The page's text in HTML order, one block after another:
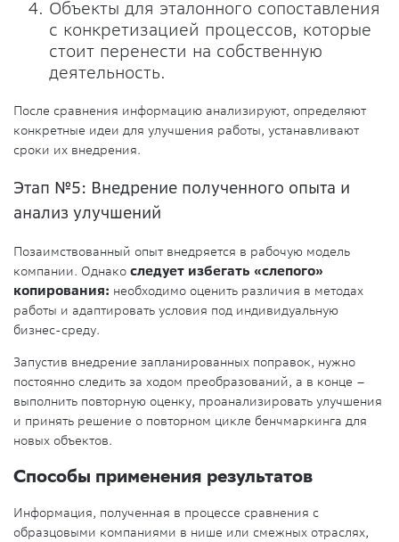
Объекты для эталонного сопоставления
с конкретизацией процессов, которые
стоит перенести на собственную
деятельность.
После сравнения информацию анализируют, определяют
конкретные идеи для улучшения работы, устанавливают
сроки их внедрения.
Этап №5: Внедрение полученного опыта и
анализ улучшений
Позаимствованный опыт внедряется в рабочую модель
компании. Однако следует избегать «слепого»
копирования: необходимо оценить различия в методах
работы и адаптировать условия под индивидуальную
бизнес-среду.
Запустив внедрение запланированных поправок, нужно
постоянно следить за ходом преобразований, а в конце –
выполнить повторную оценку, проанализировать улучшения
и принять решение о повторном цикле бенчмаркинга для
новых объектов.
Способы применения результатов
Информация, полученная в процессе сравнения с
образцовыми компаниями в нише или смежных отраслях,